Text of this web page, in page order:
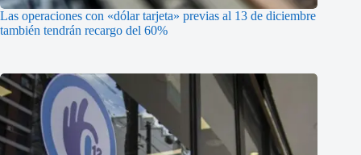
Las operaciones con «dólar tarjeta» previas al 13 de diciembre
también tendrán recargo del 60%